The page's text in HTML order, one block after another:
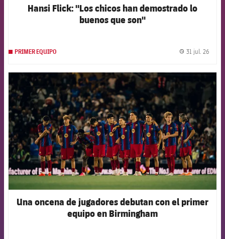
Hansi Flick: "Los chicos han demostrado lo
buenos que son"
PRIMER EQUIPO 31 jul. 26
FCB Barcelona badge
Una oncena de jugadores debutan con el primer
equipo en Birmingham